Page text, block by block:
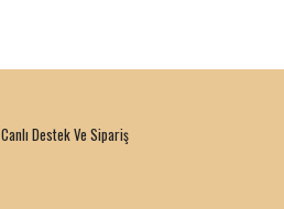
Canlı Destek Ve Sipariş